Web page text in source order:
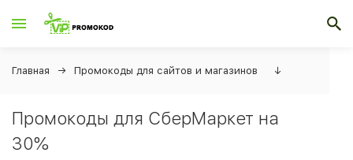
Главная Промокоды для сайтов и магазинов ↓
Промокоды для СберМаркет на
30%